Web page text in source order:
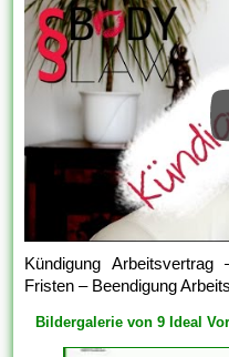
Kündigung
Fristen – Beendigung
Bildergalerie von 9 Ideal